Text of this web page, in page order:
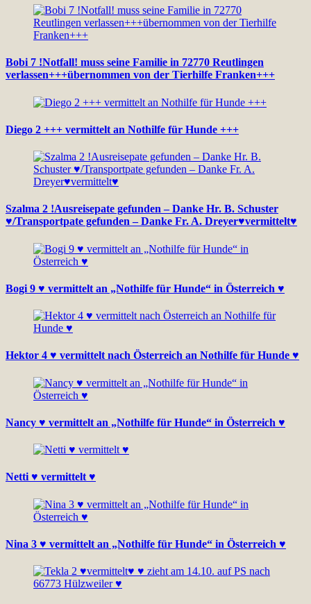
Bobi 7 !Notfall! muss seine Familie in 72770 Reutlingen
verlassen+++übernommen von der Tierhilfe Franken+++
Diego 2 +++ vermittelt an Nothilfe für Hunde +++
Szalma 2 !Ausreisepate gefunden – Danke Hr. B. Schuster
♥/Transportpate gefunden – Danke Fr. A. Dreyer♥vermittelt♥
Bogi 9 ♥ vermittelt an „Nothilfe für Hunde“ in Österreich ♥
Hektor 4 ♥ vermittelt nach Österreich an Nothilfe für Hunde ♥
Nancy ♥ vermittelt an „Nothilfe für Hunde“ in Österreich ♥
Netti ♥ vermittelt ♥
Nina 3 ♥ vermittelt an „Nothilfe für Hunde“ in Österreich ♥